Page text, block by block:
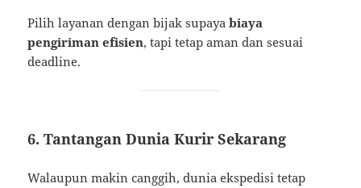
Pilih layanan dengan bijak supayabiaya
pengiriman efisien, tapi tetap aman dan sesuai
deadline.
6. Tantangan Dunia Kurir Sekarang
Walaupun makin canggih, dunia ekspedisi tetap